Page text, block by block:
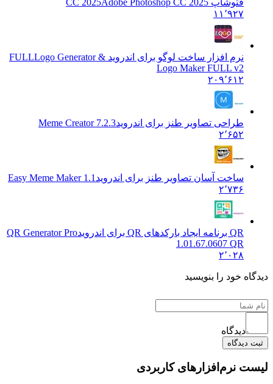
فتوشاپ CC 2025 Adobe Photoshop CC 2025
۱۱٬۹۲۷
نرم افزار ساخت لوگو برای اندروید & FULLLogo Generator
Logo Maker FULL v2
۲۰۹٬۶۱۲
طراحی تصاویر طنز برای اندرویدMeme Creator 7.2.3
۲٬۶۵۲
ساخت آسان تصاویر طنز برای اندروید Easy Meme Maker 1.1
۲٬۷۳۶
QR برنامه ایجاد بارکدهای QR برای اندروید
QR Generator Pro
1.01.67.0607 QR
۲٬۰۲۸
دیدگاه خود را بنویسید
دیدگاه
ثبت دیدگاه
لیست نرم‌افزارهای کاربردی